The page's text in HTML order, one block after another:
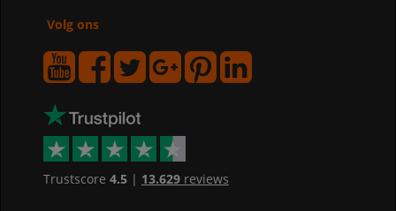
Volg ons
Trustscore 4.5| 13.629reviews